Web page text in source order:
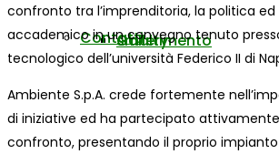
smaltimento
Gallery
Contatti
confronto tra l’imprenditoria, la politica
accademico in un convegno tenuto
tecnologico dell’università Federico II di
Ambiente S.p.A. crede fortemente
di iniziative ed ha partecipato
confronto, presentando il proprio